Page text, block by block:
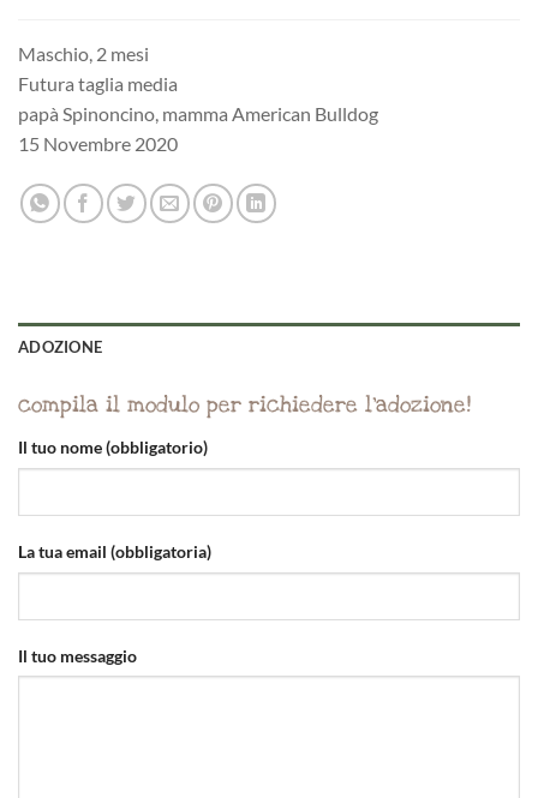
Maschio, 2 mesi
Futura taglia media
papà Spinoncino, mamma American Bulldog
15 Novembre 2020
ADOZIONE
compila il modulo per richiedere l'adozione!
Il tuo nome (obbligatorio)
La tua email (obbligatoria)
Il tuo messaggio